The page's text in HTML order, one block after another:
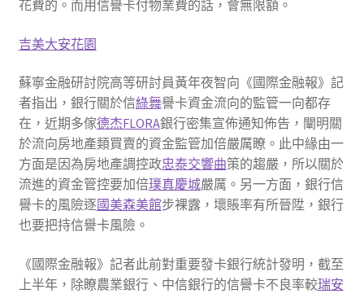
花費的。而用信譽卡付物業費的話，會無限額。
吉美大安花園
蘇寧金融研討院高等研討員黃年夜智向《國際金融報》記
者指出，銀行關於信綠舞譽卡資金流向的監管一向都存
在，近期多傢德杰FLORA銀行密集宣佈通知佈告，闡明關
於流向房地產類買賣的資金監管加倍嚴厲瞭。此中緣由一
方面是因為房地產調控政忠泰交響曲策的趨嚴，所以關於
流進的資金管控要加倍璞真慶城嚴厲。另一方面，銀行信
譽卡的風險逐國美森美館步裸露，壞賬率有所晉陞，銀行
也要把持信譽卡風險。
《國際金融報》記者此前對重要發卡銀行統計發明，截至
上半年，除瞭農業銀行、中信銀行的信譽卡不良率較瑞安